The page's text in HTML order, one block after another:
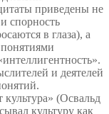
приведены не
спорность
в глаза), а
и деятелей
культура» (Освальд
культуру как